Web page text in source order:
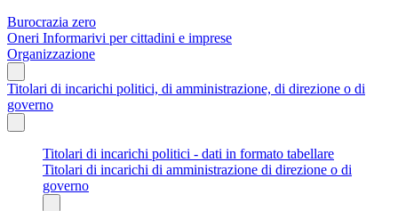
Burocrazia zero
Oneri Informarivi per cittadini e imprese
Organizzazione
Titolari di incarichi politici, di amministrazione, di direzione o di
governo
Titolari di incarichi politici - dati in formato tabellare
Titolari di incarichi di amministrazione di direzione o di
governo